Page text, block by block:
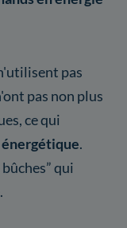
pas
pas non plus
ce qui
.
qui